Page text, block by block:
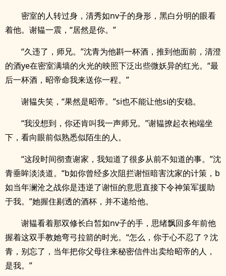
密室的人转过身，清秀如nv子的身形，黑白分明的眼看
着他。谢韫一震，“居然是你。”
“久违了，师兄。”沈青为他斟一杯酒，推到他面前，清澄
的酒ye在密室满墙的火光的映照下泛出些微妖异的红光。“最
后一杯酒，昭帝命我来送你一程。”
谢韫失笑，“果然是昭帝。”si也不能让他si的安稳。
“我没想到，你还肯叫我一声师兄。”谢韫撩起衣袍端坐
下，看向眼前似熟悉似陌生的人。
“这段时间彻查谢家，我知道了很多从前不知道的事。”沈
青垂眸淡淡道。“b如你曾经多次阻拦谢恒暗害沈家的计策，b
如当年澜沧之战你是违逆了谢恒的意思直接下令神策军援助
于我。”她握住剔透的酒杯，并不递给他。
谢韫看着那双修长白皙如nv子的手，思绪飘回多年前他
握着这双手教她弯弓拉箭的时光。“怎么，你于心不忍了？沈
青，别忘了，当年把你父母往来秘密信件出卖给昭帝的人，
是我。”